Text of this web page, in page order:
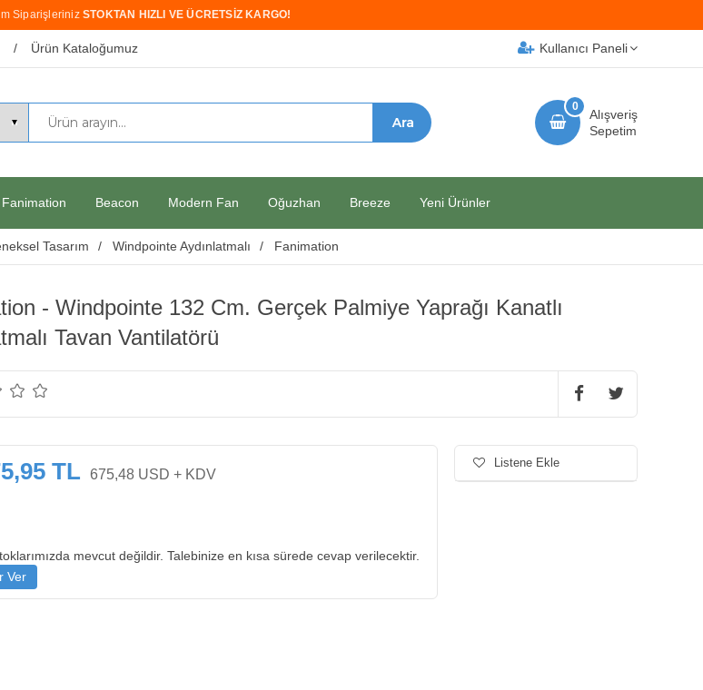
Siparişleriniz STOKTAN HIZLI VE ÜCRETSİZ KARGO!
Ürün Kataloğumuz Kullanıcı Paneli
Alışveriş
Sepetim
0
Fanimation Beacon Modern Fan Oğuzhan Breeze Yeni Ürünler
Tasarım Windpointe Aydınlatmalı Fanimation
- Windpointe 132 Cm. Gerçek Palmiye Yaprağı Kanatlı
Tavan Vantilatörü
TL 675,48 USD + KDV
mevcut değildir. Talebinize en kısa sürede cevap verilecektir.
Listene Ekle